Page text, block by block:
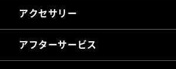
アクセサリー
アフターサービス